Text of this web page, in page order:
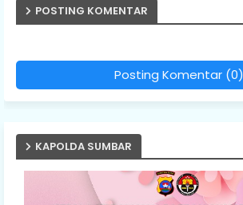
POSTING KOMENTAR
Posting Komentar (0)
KAPOLDA SUMBAR